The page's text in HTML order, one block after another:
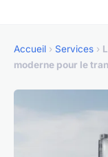
Accueil › Services ›
moderne pour le